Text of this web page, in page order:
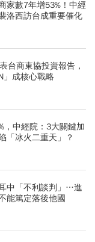
家數7年增53%！中經
洛西訪台成重要催化
台商東協投資報告，
」成核心戰略
，中經院：3大關鍵加
「冰火二重天」？
中「不利談判」…進
能篤定落後他國